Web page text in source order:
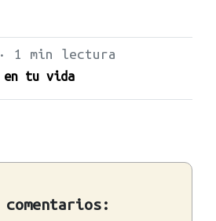
1 min lectura
en tu vida